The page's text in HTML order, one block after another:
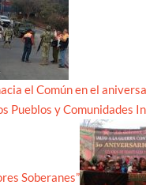
el Común en el
Pueblos y Comunidades
Soberanes”